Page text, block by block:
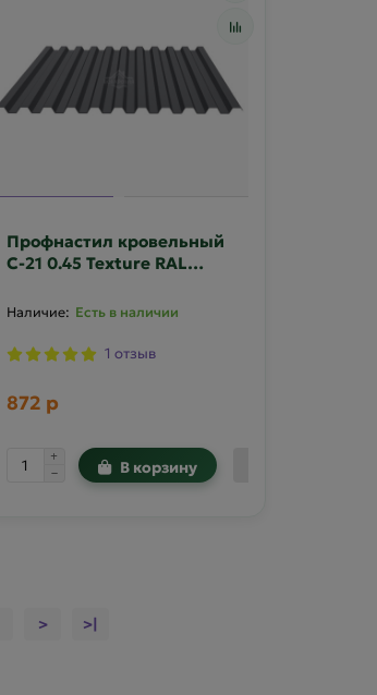
Профнастил кровельный
С-21 0.45 Texture RAL
Есть в наличии
1 отзыв
872 р
В корзину
> >|